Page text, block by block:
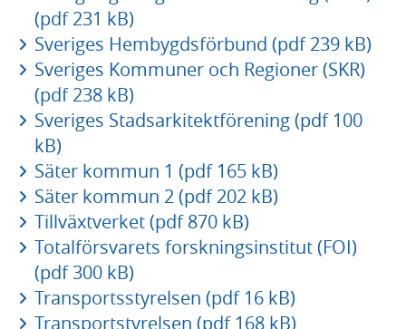
(pdf 231 kB)
Sveriges Hembygdsförbund (pdf 239 kB)
Sveriges Kommuner och Regioner (SKR)
(pdf 238 kB)
Sveriges Stadsarkitektförening (pdf 100
kB)
Säter kommun 1 (pdf 165 kB)
Säter kommun 2 (pdf 202 kB)
Tillväxtverket (pdf 870 kB)
Totalförsvarets forskningsinstitut (FOI)
(pdf 300 kB)
Transportsstyrelsen (pdf 16 kB)
Transportstyrelsen (pdf 168 kB)